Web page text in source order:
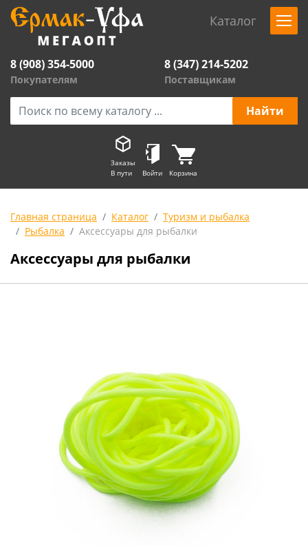
Каталог
8 (908) 354-5000
Покупателям
8 (347) 214-5202
Поставщикам
Заказы
В пути
Войти Корзина
Главная страница Каталог
Туризм и рыбалка
Рыбалка
Аксессуары для рыбалки
Аксессуары для рыбалки